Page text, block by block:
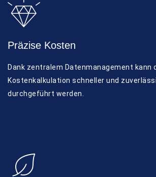
Präzise Kosten
Dank zentralem Datenmanagement kann
Kostenkalkulation schneller und
durchgeführt werden.